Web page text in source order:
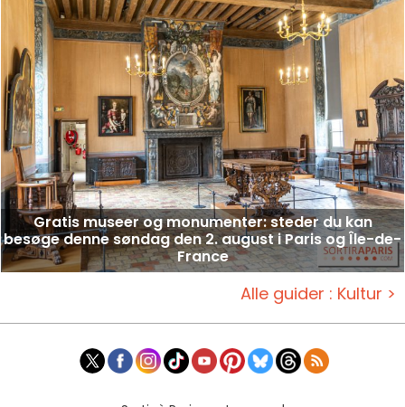
Gratis museer og monumenter: steder du kan
besøge denne søndag den 2. august i Paris og Île-de-
France
Alle guider : Kultur >